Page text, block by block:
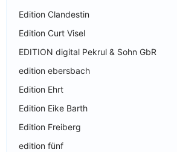
Edition Clandestin
Edition Curt Visel
EDITION digital Pekrul & Sohn GbR
edition ebersbach
Edition Ehrt
Edition Eike Barth
Edition Freiberg
edition fünf